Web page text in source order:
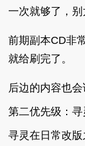
一次就够了，别
前期副本CD非
就给刷完了。
后边的内容也会
第二优先级：寻
寻灵在日常改